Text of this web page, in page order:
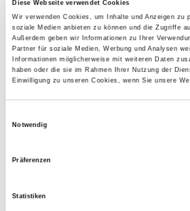
Diese Webseite verwendet Cookies
Wir verwenden Cookies, um Inhalte und Anzeigen zu
soziale Medien anbieten zu können und die Zugriffe
Außerdem geben wir Informationen zu Ihrer
Partner für soziale Medien, Werbung und Analysen
Informationen möglicherweise mit weiteren Daten
haben oder die sie im Rahmen Ihrer Nutzung der
Einwilligung zu unseren Cookies, wenn Sie unsere
Notwendig
Präferenzen
Statistiken
OG - Berlingerode-
Mittelhof
37339 Berlingerode
Waldstr. 2
OG - Hundeshagen/